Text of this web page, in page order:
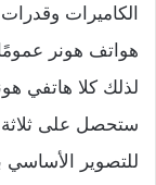
الكاميرات
هواتف هونر
ستحصل على